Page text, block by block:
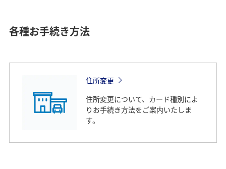
各種お手続き方法
住所変更
住所変更について、カード種別によ
りお手続き方法をご案内いたしま
す。